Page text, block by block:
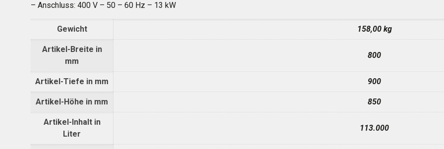
– Anschluss: 400 V – 50 – 60 Hz – 13 kW
Gewicht 158,00 kg
Artikel-Breite in
mm
800
Artikel-Tiefe in mm 900
Artikel-Höhe in mm 850
Artikel-Inhalt in
Liter
113.000